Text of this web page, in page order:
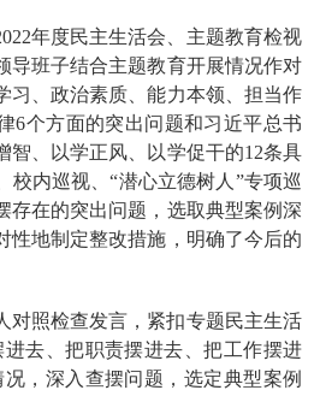
年度民主生活会、主题教育检视
导班子结合主题教育开展情况作对
习、政治素质、能力本领、担当作
6个方面的突出问题和习近平总书
智、以学正风、以学促干的12条具
校内巡视、“潜心立德树人”专项巡
存在的突出问题，选取典型案例深
性地制定整改措施，明确了今后的
对照检查发言，紧扣专题民主生活
去、把职责摆进去、把工作摆进
，深入查摆问题，选定典型案例